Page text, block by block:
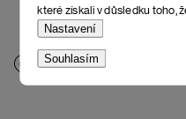
které získali v důsledku toho,
Nastavení
Souhlasím